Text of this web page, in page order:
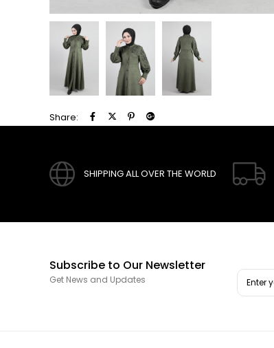
Share:
SHIPPING ALL OVER THE WORLD
Subscribe to Our Newsletter
Get News and Updates